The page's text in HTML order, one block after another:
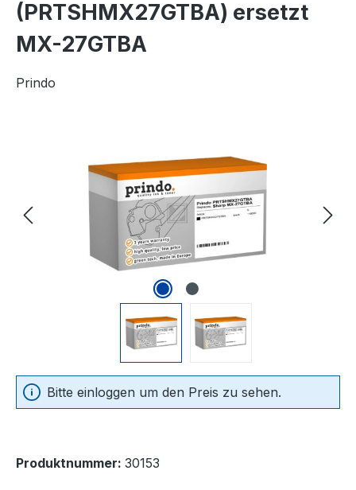
(PRTSHMX27GTBA) ersetzt
MX-27GTBA
Prindo
Bitte einloggen um den Preis zu sehen.
Produktnummer: 30153